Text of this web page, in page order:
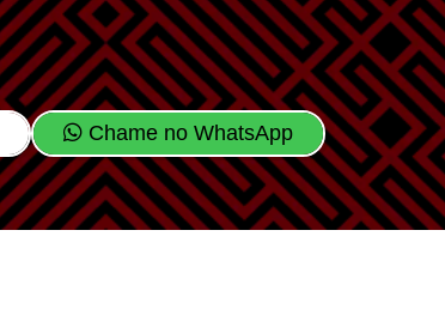
Chame no WhatsApp